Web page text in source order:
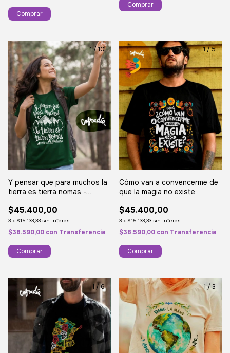
Comprar
Comprar
1/10
Y pensar que para muchos la
tierra es tierra nomas -
$45.400,00
3 x $15.133,33 sin interés
$38.590,00 con Transferencia
Comprar
1/5
Cómo van a convencerme de
que la magia no existe
$45.400,00
3 x $15.133,33 sin interés
$38.590,00 con Transferencia
Comprar
1/6 1/3